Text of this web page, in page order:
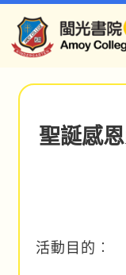
聖誕感
活動目的︰